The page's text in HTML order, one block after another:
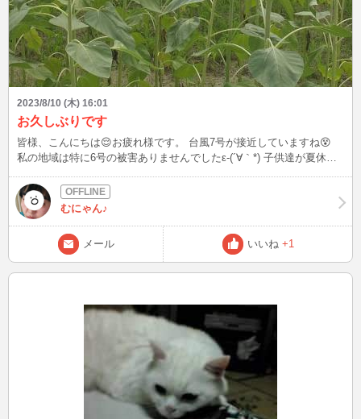
2023/8/10 (木) 16:01
お久しぶりです
皆様、こんにちは😌お疲れ様です。 台風7号が接近していますね😵
私の地域は特に6号の被害ありませんでしたε-(´∀｀*) 子供達が夏休み
そうな時間帯にフラッといるかもし れませんので見かけましたらお
話して下さると嬉しいです😆😆 写真は家の近くのひまわり🌻畑のも
のです。娘が写メ📷を撮っていたので、LINEに送って貰って保存しま
むにゃん♪
メール いいね +1